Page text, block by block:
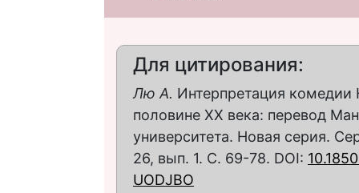
Для цитирования:
Лю А. Интерпретация комедии
половине ХХ века: перевод
университета. Новая серия.
26, вып. 1. С. 69-78. DOI:
UODJBO